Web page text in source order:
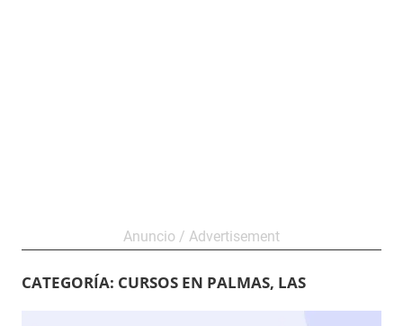
CATEGORÍA: CURSOS EN PALMAS, LAS